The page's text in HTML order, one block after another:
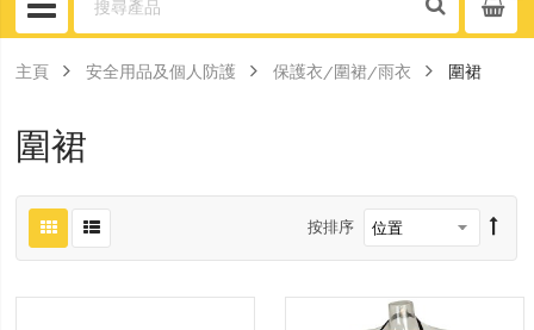
主頁 安全用品及個人防護 保護衣/圍裙/雨衣 圍裙
圍裙
按排序